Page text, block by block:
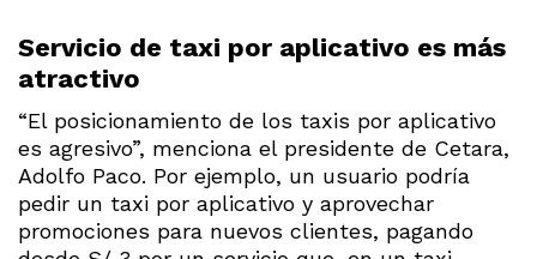
Servicio de taxi por aplicativo es más
atractivo
“El posicionamiento de los taxis por aplicativo
es agresivo”, menciona el presidente de Cetara,
Adolfo Paco. Por ejemplo, un usuario podría
pedir un taxi por aplicativo y aprovechar
promociones para nuevos clientes, pagando